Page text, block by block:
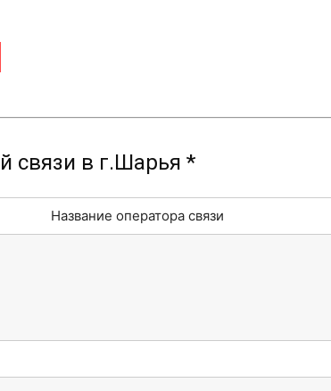
связи в г.Шарья *
Название оператора связи